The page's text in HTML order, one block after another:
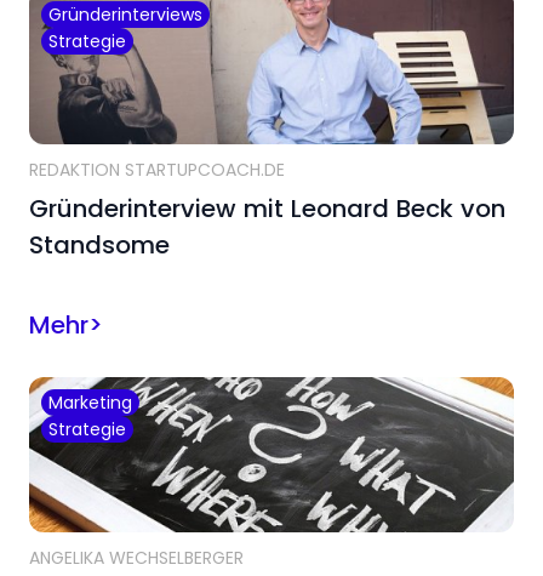
Gründerinterviews
Strategie
REDAKTION STARTUPCOACH.DE
Gründerinterview mit Leonard Beck von
Standsome
Mehr>
Marketing
Strategie
ANGELIKA WECHSELBERGER